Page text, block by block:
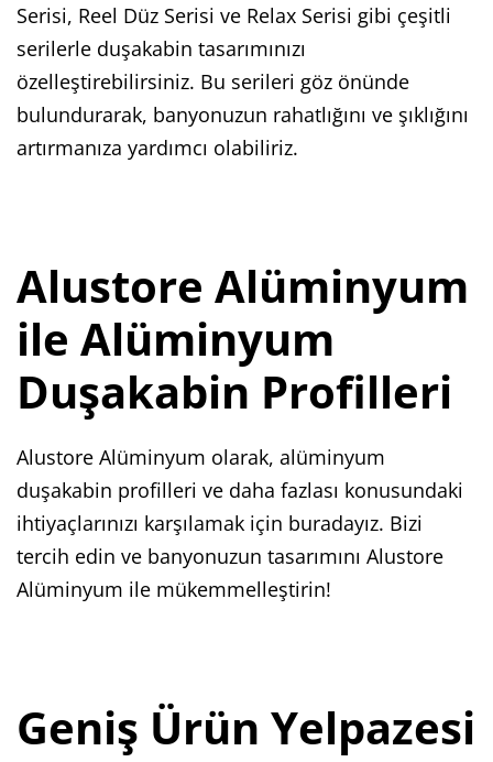
Serisi, Reel Düz Serisi ve Relax Serisi gibi çeşitli
serilerle duşakabin tasarımınızı
özelleştirebilirsiniz. Bu serileri göz önünde
bulundurarak, banyonuzun rahatlığını ve şıklığını
artırmanıza yardımcı olabiliriz.
Alustore Alüminyum
ile Alüminyum
Duşakabin Profilleri
Alustore Alüminyum olarak, alüminyum
duşakabin profilleri ve daha fazlası konusundaki
ihtiyaçlarınızı karşılamak için buradayız. Bizi
tercih edin ve banyonuzun tasarımını Alustore
Alüminyum ile mükemmelleştirin!
Geniş Ürün Yelpazesi